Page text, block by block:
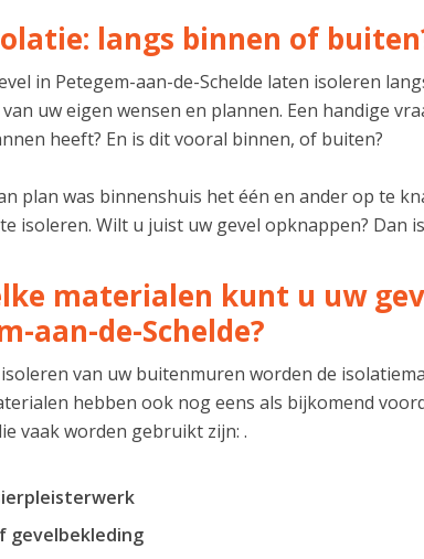
langs binnen of
in Petegem-aan-de-Schelde laten isoleren
uw eigen wensen en plannen. Een handige
heeft? En is dit vooral binnen, of buiten?
plan was binnenshuis het één en ander op te
isoleren. Wilt u juist uw gevel opknappen? Dan
materialen kunt u uw
aan-de-Schelde?
van uw buitenmuren worden de
hebben ook nog eens als bijkomend
vaak worden gebruikt zijn: .
gevelbekleding